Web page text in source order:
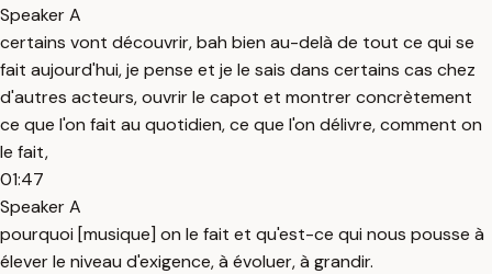
Speaker A
certains vont découvrir, bah bien au-delà de tout ce qui se
fait aujourd'hui, je pense et je le sais dans certains cas chez
d'autres acteurs, ouvrir le capot et montrer concrètement
ce que l'on fait au quotidien, ce que l'on délivre, comment on
le fait,
01:47
Speaker A
pourquoi [musique] on le fait et qu'est-ce qui nous pousse à
élever le niveau d'exigence, à évoluer, à grandir.